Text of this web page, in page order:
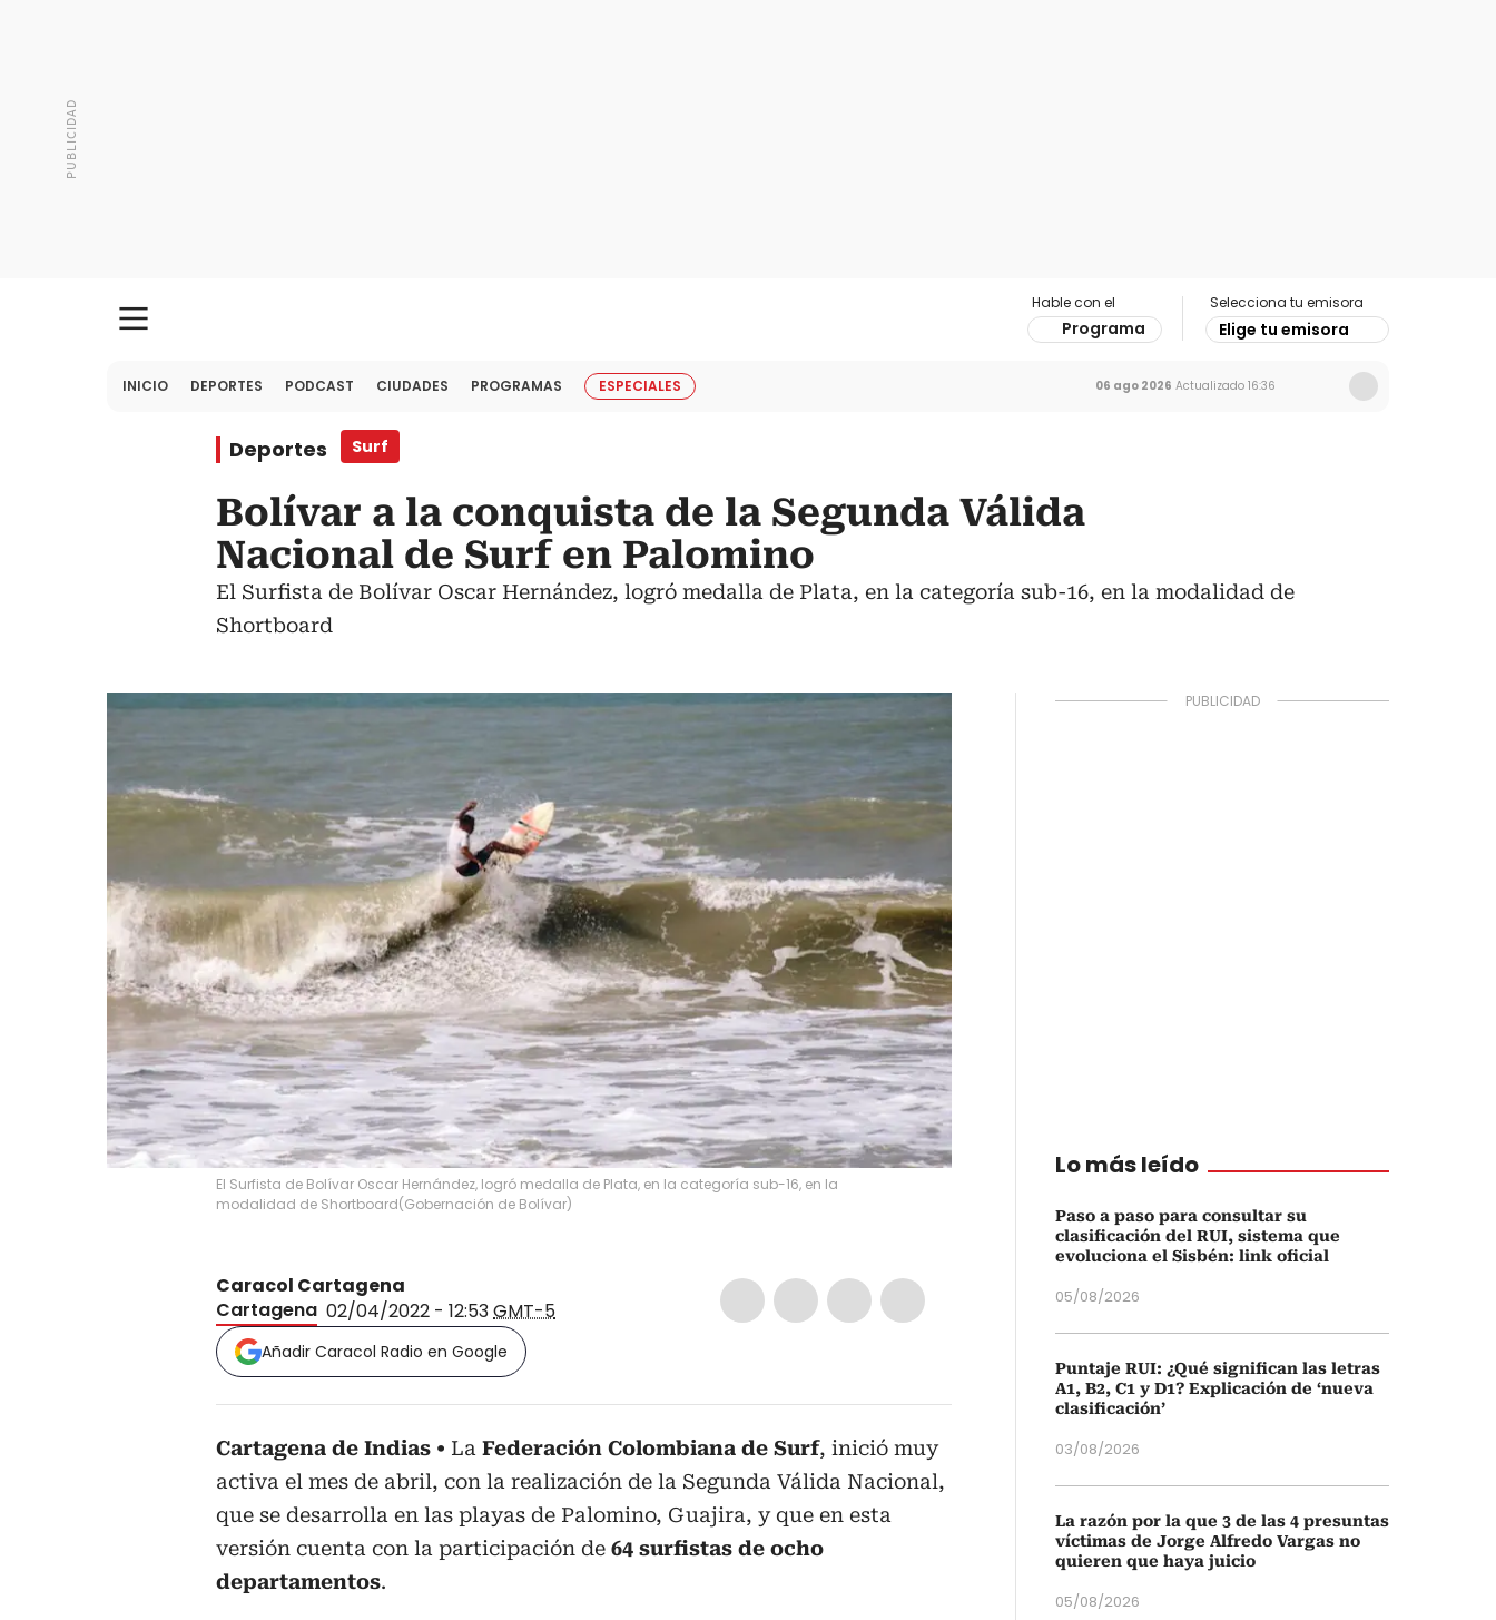
Hable con el
Programa
Selecciona tu emisora
Elige tu emisora
INICIO DEPORTES PODCAST CIUDADES PROGRAMAS ESPECIALES 06 ago 2026 Actualizado 16:36
Deportes Surf
Bolívar a la conquista de la Segunda Válida
Nacional de Surf en Palomino
El Surfista de Bolívar Oscar Hernández, logró medalla de Plata, en la categoría sub-16, en la modalidad de
Shortboard
El Surfista de Bolívar Oscar Hernández, logró medalla de Plata, en la categoría sub-16, en la
modalidad de Shortboard(Gobernación de Bolívar)
Caracol Cartagena
Cartagena 02/04/2022 - 12:53GMT-5
Añadir Caracol Radio en Google
Cartagena de Indias La Federación Colombiana de Surf, inició muy
activa el mes de abril, con la realización de la Segunda Válida Nacional,
que se desarrolla en las playas de Palomino, Guajira, y que en esta
versión cuenta con la participación de 64 surfistas de ocho
departamentos.
Lo más leído
Paso a paso para consultar su
clasificación del RUI, sistema que
evoluciona el Sisbén: link oficial
05/08/2026
Puntaje RUI: ¿Qué significan las letras
A1, B2, C1 y D1? Explicación de ‘nueva
clasificación’
03/08/2026
La razón por la que 3 de las 4 presuntas
víctimas de Jorge Alfredo Vargas no
quieren que haya juicio
05/08/2026